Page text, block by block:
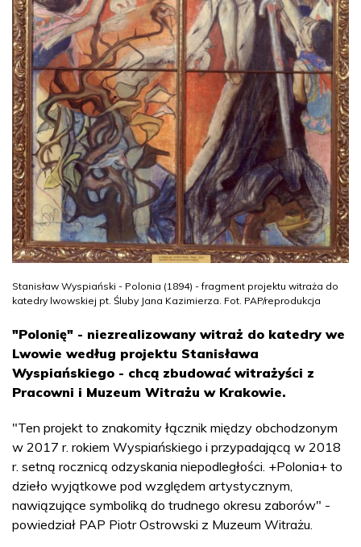
Stanisław Wyspiański - Polonia (1894) - fragment projektu witraża do
katedry lwowskiej pt. Śluby Jana Kazimierza. Fot. PAP/reprodukcja
"Polonię" - niezrealizowany witraż do katedry we
Lwowie według projektu Stanisława
Wyspiańskiego - chcą zbudować witrażyści z
Pracowni i Muzeum Witrażu w Krakowie.
"Ten projekt to znakomity łącznik między obchodzonym
w 2017 r. rokiem Wyspiańskiego i przypadającą w 2018
r. setną rocznicą odzyskania niepodległości. +Polonia+ to
dzieło wyjątkowe pod względem artystycznym,
nawiązujące symboliką do trudnego okresu zaborów" -
powiedział PAP Piotr Ostrowski z Muzeum Witrażu.